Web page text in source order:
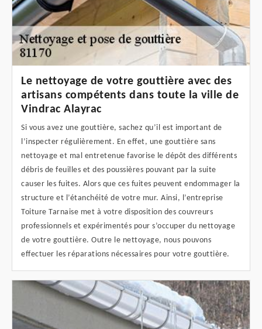
Le nettoyage de votre gouttière avec des
artisans compétents dans toute la ville de
Vindrac Alayrac
Si vous avez une gouttière, sachez qu’il est important de
l’inspecter régulièrement. En effet, une gouttière sans
nettoyage et mal entretenue favorise le dépôt des différents
débris de feuilles et des poussières pouvant par la suite
causer les fuites. Alors que ces fuites peuvent endommager la
structure et l’étanchéité de votre mur. Ainsi, l’entreprise
Toiture Tarnaise met à votre disposition des couvreurs
professionnels et expérimentés pour s’occuper du nettoyage
de votre gouttière. Outre le nettoyage, nous pouvons
effectuer les réparations nécessaires pour votre gouttière.